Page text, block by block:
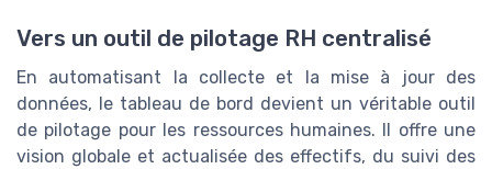
Vers un outil de pilotage RH centralisé
En automatisant la collecte et la mise à jour des
données, le tableau de bord devient un véritable outil
de pilotage pour les ressources humaines. Il offre une
vision globale et actualisée des effectifs, du suivi des